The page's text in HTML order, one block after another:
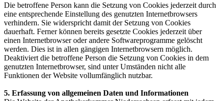
Die betroffene Person kann die Setzung von Cookies jederzeit durch
eine entsprechende Einstellung des genutzten Internetbrowsers
verhindern. Sie widerspricht damit der Setzung von Cookies
dauerhaft. Ferner können bereits gesetzte Cookies jederzeit über
einen Internetbrowser oder andere Softwareprogramme gelöscht
werden. Dies ist in allen gängigen Internetbrowsern möglich.
Deaktiviert die betroffene Person die Setzung von Cookies in dem
genutzten Internetbrowser, sind unter Umständen nicht alle
Funktionen der Website vollumfänglich nutzbar.
5. Erfassung von allgemeinen Daten und Informationen